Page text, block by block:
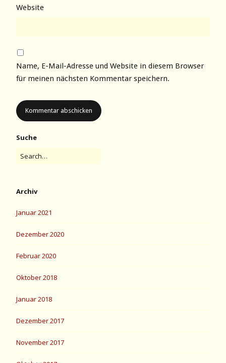
Website
Name, E-Mail-Adresse und Website in diesem Browser
für meinen nächsten Kommentar speichern.
Suche
Archiv
Januar 2021
Dezember 2020
Februar 2020
Oktober 2018
Januar 2018
Dezember 2017
November 2017